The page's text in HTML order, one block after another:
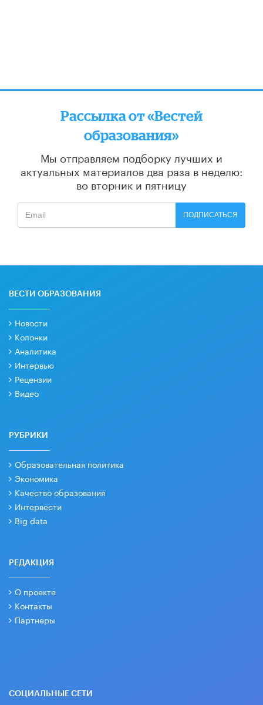
Рассылка от «Вестей
образования»
Мы отправляем подборку лучших и
актуальных материалов два раза в неделю:
во вторник и пятницу
ПОДПИСАТЬСЯ
ВЕСТИ ОБРАЗОВАНИЯ
Новости
Колонки
Аналитика
Интервью
Рецензии
Видео
РУБРИКИ
Образовательная политика
Экономика
Качество образования
Интервести
Big data
РЕДАКЦИЯ
О проекте
Контакты
Партнеры
СОЦИАЛЬНЫЕ СЕТИ